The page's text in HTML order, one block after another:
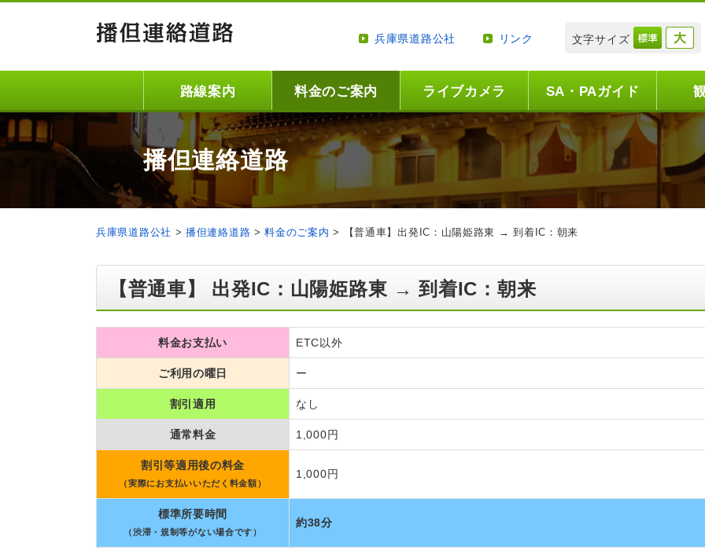
兵庫県道路公社 リンク 文字サイズ
路線案内 料金のご案内 ライブカメラ SA・PAガイド
播但連絡道路
兵庫県道路公社 >播但連絡道路 >料金のご案内 > 【普通車】出発IC：山陽姫路東 → 到着IC：朝来
【普通車】 出発IC：山陽姫路東 → 到着IC：朝来
料金お支払い ETC以外
ご利用の曜日 ー
割引適用 なし
通常料金 1,000円
割引等適用後の料金
（実際にお支払いいただく料金額）
1,000円
標準所要時間
（渋滞・規制等がない場合です）
約38分